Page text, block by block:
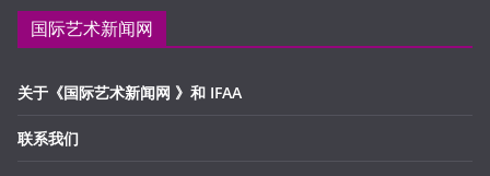
国际艺术新闻网
关于《国际艺术新闻网 》和 IFAA
联系我们